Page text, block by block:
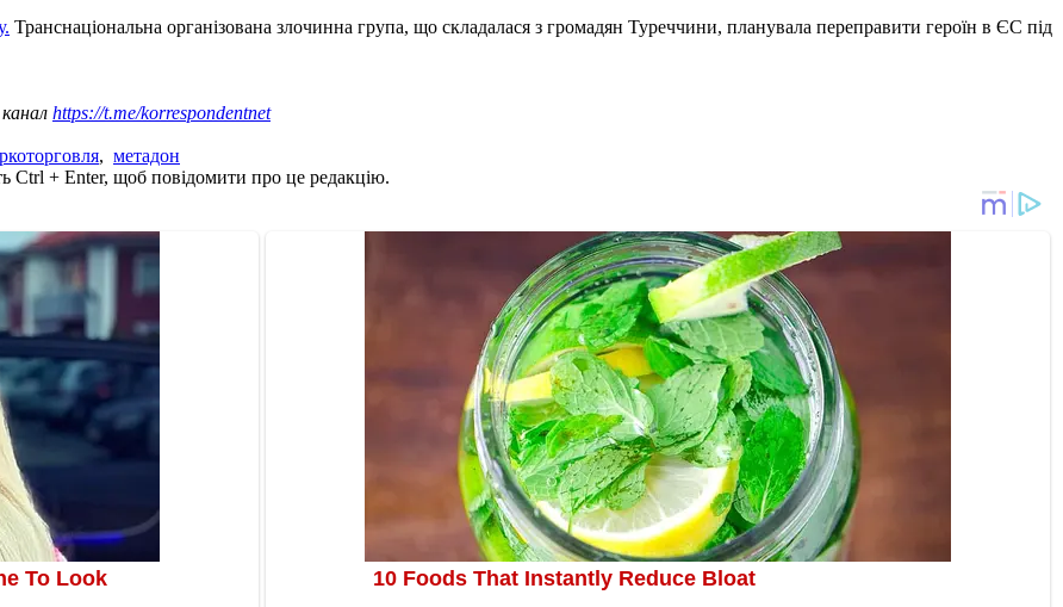
Транснаціональна організована злочинна група, що складалася з громадян Туреччини, планувала переправити героїн в ЄС під
https://t.me/korrespondentnet
, метадон
Ctrl + Enter, щоб повідомити про це редакцію.